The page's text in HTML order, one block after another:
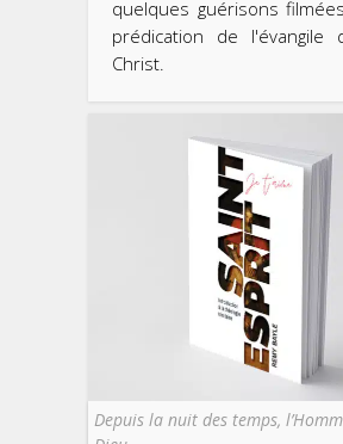
quelques guérisons
prédication de l'évangile
Christ.
Depuis la nuit des temps,